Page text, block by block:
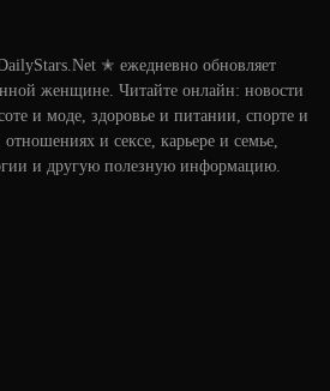
✭ ежедневно обновляет
женщине. Читайте онлайн: новости
и моде, здоровье и питании, спорте и
и сексе, карьере и семье,
и другую полезную информацию.